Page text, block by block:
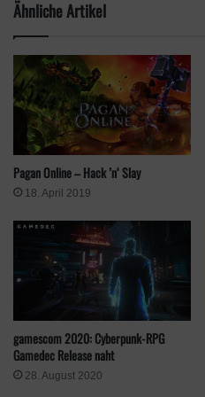
Ähnliche Artikel
Pagan Online – Hack ’n‘ Slay
18. April 2019
gamescom 2020: Cyberpunk-RPG
Gamedec Release naht
28. August 2020